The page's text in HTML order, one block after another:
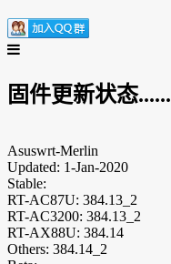
固件更新状态......
Asuswrt-Merlin
Updated: 1-Jan-2020
Stable:
RT-AC87U: 384.13_2
RT-AC3200: 384.13_2
RT-AX88U: 384.14
Others: 384.14_2